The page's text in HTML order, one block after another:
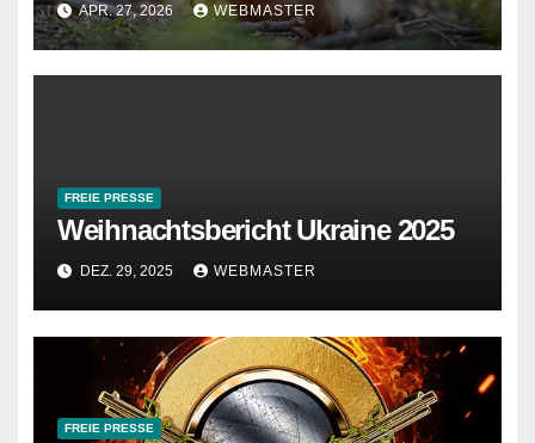
APR. 27, 2026 WEBMASTER
FREIE PRESSE
Weihnachtsbericht Ukraine 2025
DEZ. 29, 2025 WEBMASTER
FREIE PRESSE